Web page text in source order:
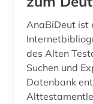
englisch (1)
AnaBiDeut ist
des Alten
Suchen und
Datenbank